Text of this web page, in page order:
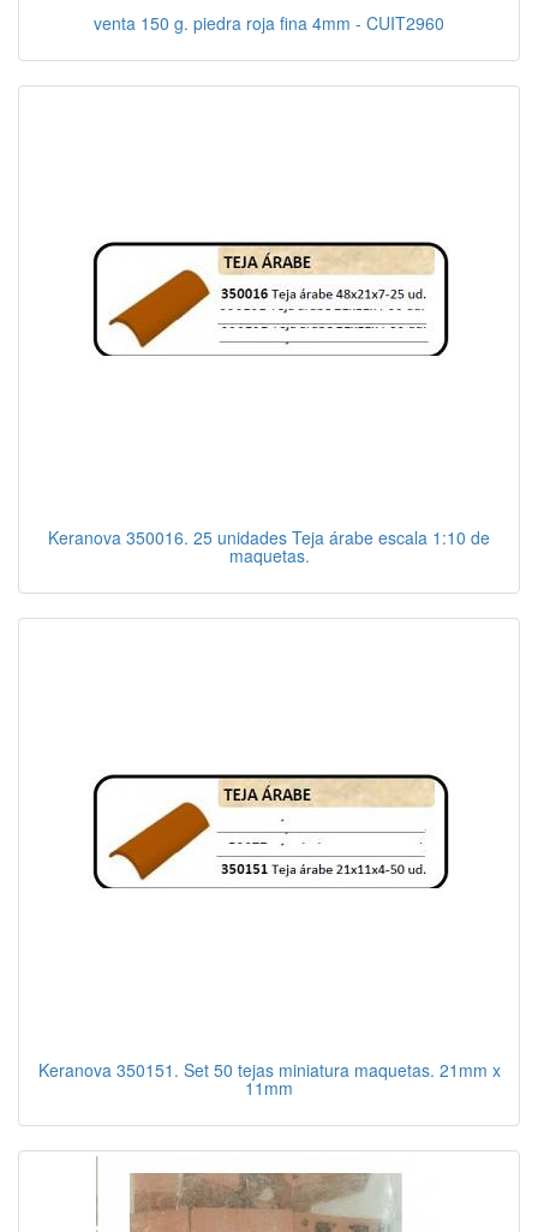
venta 150 g. piedra roja fina 4mm - CUIT2960
Keranova 350016. 25 unidades Teja árabe escala 1:10 de
maquetas.
Keranova 350151. Set 50 tejas miniatura maquetas. 21mm x
11mm